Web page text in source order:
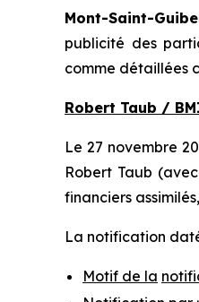
Mont-Saint-
publicité des
comme détaillées
Robert Taub /
Le 27 novembre
Robert Taub
financiers
La notification
Motif de la